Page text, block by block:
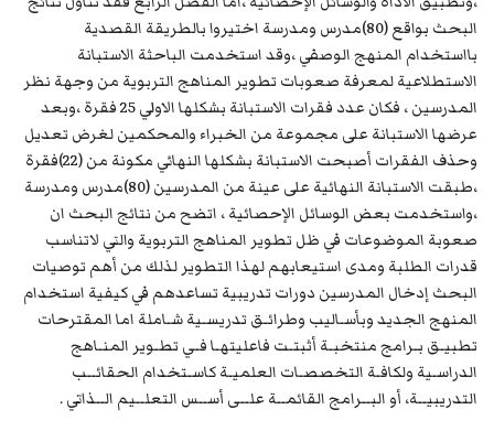
البحث بواقع (80)مدرس ومدرسة اختيروا بالطريقة القصدية
بااستخدام المنهج الوصفي ،وقد استخدمت الباحثة الاستبانة
الاستطلاعية لمعرفة صعوبات تطوير المناهج التربوية من وجهة نظر
المدرسين ، فكان عدد فقرات الاستبانة بشكلها الاولي 25 فقرة ،وبعد
عرضها الاستبانة على مجموعة من الخبراء والمحكمين لغرض تعديل
وحذف الفقرات أصبحت الاستبانة بشكلها النهائي مكونة من (22)فقرة
،طبقت الاستبانة النهائية على عينة من المدرسين (80)مدرس ومدرسة
،واستخدمت بعض الوسائل الإحصائية ، اتضح من نتائج البحث ان
صعوبة الموضوعات في ظل تطوير المناهج التربوية والتي لاتناسب
قدرات الطلبة ومدى استيعابهم لهذا التطوير لذلك من أهم توصيات
البحث إدخال المدرسين دورات تدريبية تساعدهم في كيفية استخدام
المنهج الجديد وبأسـاليب وطرائـق تدريسـية شـاملة اما المقترحات
تطبيـق بـرامج منتخبـة أثبتـت فاعليتهـا فـي تطـوير المنـاهج
الدراسـية ولكافـة التخصصـات العلميـة كاسـتخدام الحقائــب
التدريبيــة، أو البــرامج القائمــة علــى أســس التعلــيم الــذاتي .